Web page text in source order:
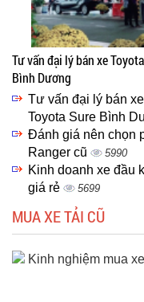
Tư vấn đại lý bán xe
Bình Dương
Tư vấn đại lý bán
Toyota Sure Bình
Đánh giá nên chọn
Ranger cũ
5990
Kinh doanh xe đầu
giá rẻ
5699
MUA XE TẢI CŨ